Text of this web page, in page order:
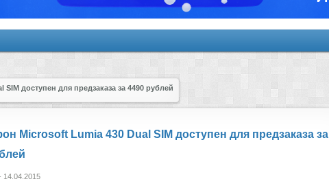
доступен для предзаказа за 4490 рублей
Microsoft Lumia 430 Dual SIM доступен для предзаказа за
14.04.2015